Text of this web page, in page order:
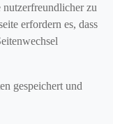
nutzerfreundlicher zu
erfordern es, dass
gespeichert und